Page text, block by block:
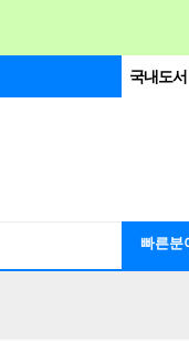
국내도서
빠른분